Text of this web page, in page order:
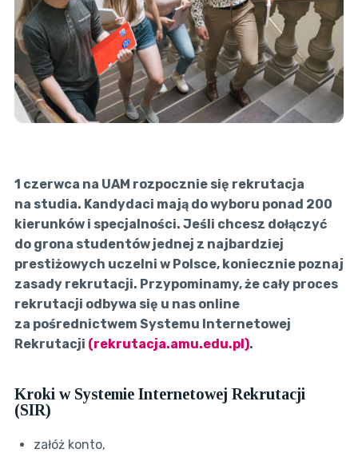
1 czerwca na UAM rozpocznie się rekrutacja
na studia. Kandydaci mają do wyboru ponad 200
kierunków i specjalności. Jeśli chcesz dołączyć
do grona studentów jednej z najbardziej
prestiżowych uczelni w Polsce, koniecznie poznaj
zasady rekrutacji. Przypominamy, że cały proces
rekrutacji odbywa się u nas online
za pośrednictwem Systemu Internetowej
Rekrutacji (rekrutacja.amu.edu.pl).
Kroki w Systemie Internetowej Rekrutacji
(SIR)
załóż konto,